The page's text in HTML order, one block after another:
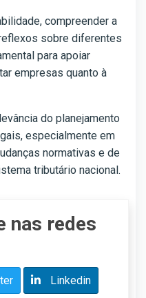
compreender a
sobre diferentes
para apoiar
empresas quanto à
do planejamento
especialmente em
normativas e de
tributário nacional.
nas redes
Linkedin